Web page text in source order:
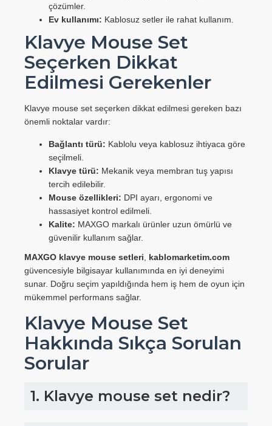
çözümler.
Ev kullanımı: Kablosuz setler ile rahat kullanım.
Klavye Mouse Set
Seçerken Dikkat
Edilmesi Gerekenler
Klavye mouse set seçerken dikkat edilmesi gereken bazı
önemli noktalar vardır:
Bağlantı türü: Kablolu veya kablosuz ihtiyaca göre
seçilmeli.
Klavye türü: Mekanik veya membran tuş yapısı
tercih edilebilir.
Mouse özellikleri: DPI ayarı, ergonomi ve
hassasiyet kontrol edilmeli.
Kalite: MAXGO markalı ürünler uzun ömürlü ve
güvenilir kullanım sağlar.
MAXGO klavye mouse setleri
kablomarketim.com
güvencesiyle bilgisayar kullanımında en iyi deneyimi
sunar. Doğru seçim yapıldığında hem iş hem de oyun için
mükemmel performans sağlar.
Klavye Mouse Set
Hakkında Sıkça Sorulan
Sorular
1. Klavye mouse set nedir?